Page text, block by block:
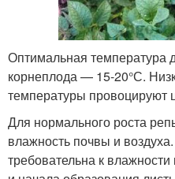
Оптимальная температура
корнеплода — 15-20°С.
температуры провоцируют
Для нормального роста
влажность почвы и
требовательна к